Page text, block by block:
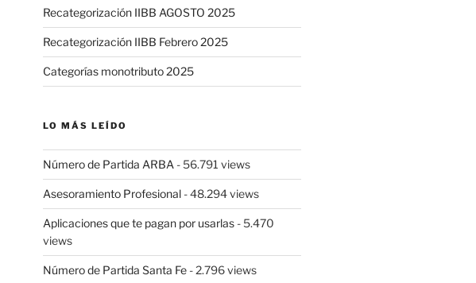
Recategorización IIBB AGOSTO 2025
Recategorización IIBB Febrero 2025
Categorías monotributo 2025
LO MÁS LEÍDO
Número de Partida ARBA - 56.791 views
Asesoramiento Profesional- 48.294 views
Aplicaciones que te pagan por usarlas- 5.470
views
Número de Partida Santa Fe- 2.796 views